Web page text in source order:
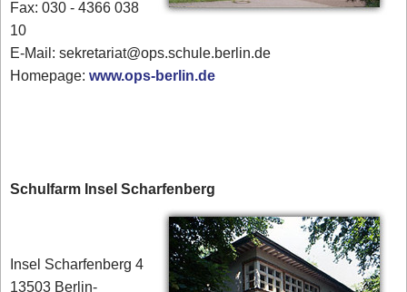
Fax: 030 - 4366 038
10
E-Mail: sekretariat@ops.schule.berlin.de
Homepage:www.ops-berlin.de
Schulfarm Insel Scharfenberg
Insel Scharfenberg 4
13503 Berlin-